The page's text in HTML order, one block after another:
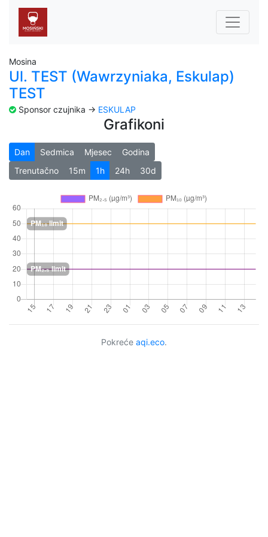
Mosina
Ul. TEST (Wawrzyniaka, Eskulap)
TEST
Sponsor czujnika -> ESKULAP
Grafikoni
Dan Sedmica Mjesec
Godina
Trenutačno
15m 1h 24h 30d
Pokreće aqi.eco.